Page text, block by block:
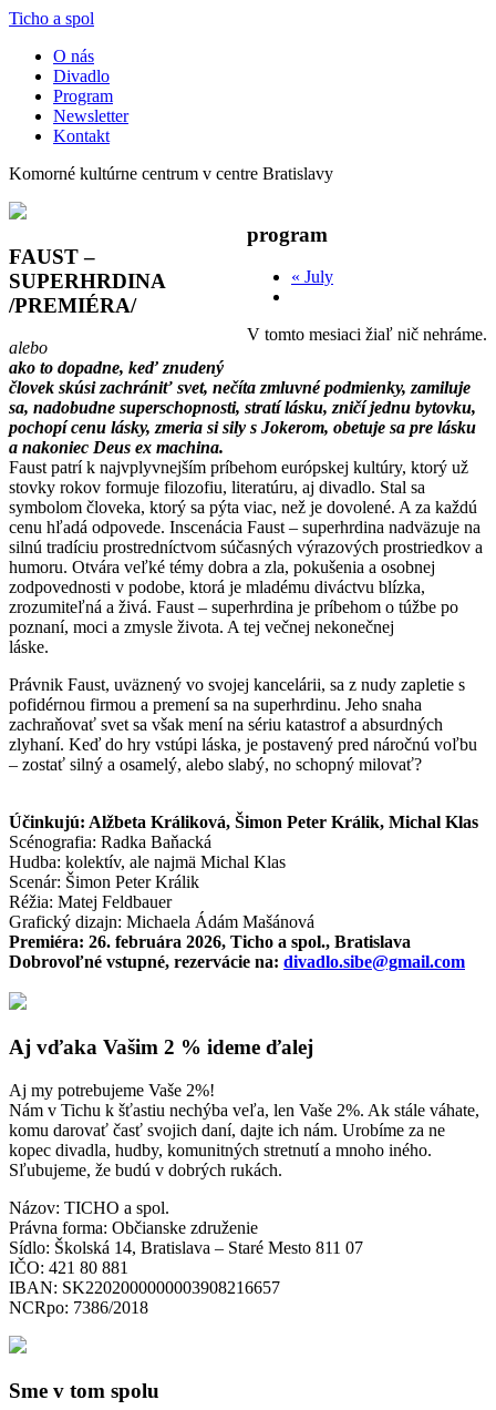
Preskočiť
Ticho a spol
O nás
Divadlo
Program
Newsletter
Kontakt
Komorné kultúrne centrum v centre Bratislavy
program
« July
V tomto mesiaci žiaľ nič nehráme.
FAUST –
SUPERHRDINA
/PREMIÉRA/
alebo
ako to dopadne, keď znudený
človek skúsi zachrániť svet, nečíta zmluvné podmienky, zamiluje
sa, nadobudne superschopnosti, stratí lásku, zničí jednu bytovku,
pochopí cenu lásky, zmeria si sily s Jokerom, obetuje sa pre lásku
a nakoniec Deus ex machina.
Faust patrí k najvplyvnejším príbehom európskej kultúry, ktorý už
stovky rokov formuje filozofiu, literatúru, aj divadlo. Stal sa
symbolom človeka, ktorý sa pýta viac, než je dovolené. A za každú
cenu hľadá odpovede. Inscenácia Faust – superhrdina nadväzuje na
silnú tradíciu prostredníctvom súčasných výrazových prostriedkov a
humoru. Otvára veľké témy dobra a zla, pokušenia a osobnej
zodpovednosti v podobe, ktorá je mladému diváctvu blízka,
zrozumiteľná a živá. Faust – superhrdina je príbehom o túžbe po
poznaní, moci a zmysle života. A tej večnej nekonečnej
láske.
Právnik Faust, uväznený vo svojej kancelárii, sa z nudy zapletie s
pofidérnou firmou a premení sa na superhrdinu. Jeho snaha
zachraňovať svet sa však mení na sériu katastrof a absurdných
zlyhaní. Keď do hry vstúpi láska, je postavený pred náročnú voľbu
– zostať silný a osamelý, alebo slabý, no schopný milovať?
Účinkujú: Alžbeta Králiková, Šimon Peter Králik, Michal Klas
Scénografia: Radka Baňacká
Hudba: kolektív, ale najmä Michal Klas
Scenár: Šimon Peter Králik
Réžia: Matej Feldbauer
Grafický dizajn: Michaela Ádám Mašánová
Premiéra: 26. februára 2026, Ticho a spol., Bratislava
Dobrovoľné vstupné, rezervácie na: divadlo.sibe@gmail.com
Aj vďaka Vašim 2 % ideme ďalej
Aj my potrebujeme Vaše 2%!
Nám v Tichu k šťastiu nechýba veľa, len Vaše 2%. Ak stále váhate,
komu darovať časť svojich daní, dajte ich nám. Urobíme za ne
kopec divadla, hudby, komunitných stretnutí a mnoho iného.
Sľubujeme, že budú v dobrých rukách.
Názov: TICHO a spol.
Právna forma: Občianske združenie
Sídlo: Školská 14, Bratislava – Staré Mesto 811 07
IČO: 421 80 881
IBAN: SK2202000000003908216657
NCRpo: 7386/2018
Sme v tom spolu